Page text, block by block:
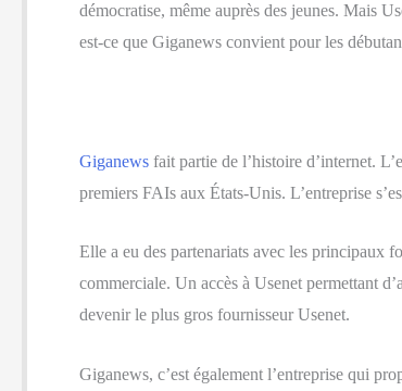
démocratise, même auprès des jeunes. Mais
est-ce que Giganews convient pour les
Giganews fait partie de l’histoire d’internet.
premiers FAIs aux États-Unis. L’entreprise
Elle a eu des partenariats avec les principaux
commerciale. Un accès à Usenet permettant
devenir le plus gros fournisseur Usenet.
Giganews, c’est également l’entreprise qui